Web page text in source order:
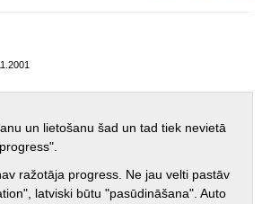
un lietošanu šad un tad tiek nevietā
ražotāja progress. Ne jau velti pastāv
latviski būtu "pasūdināšana". Auto